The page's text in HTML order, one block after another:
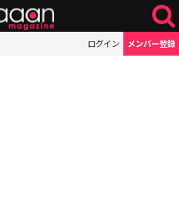
ログイン メンバー登録